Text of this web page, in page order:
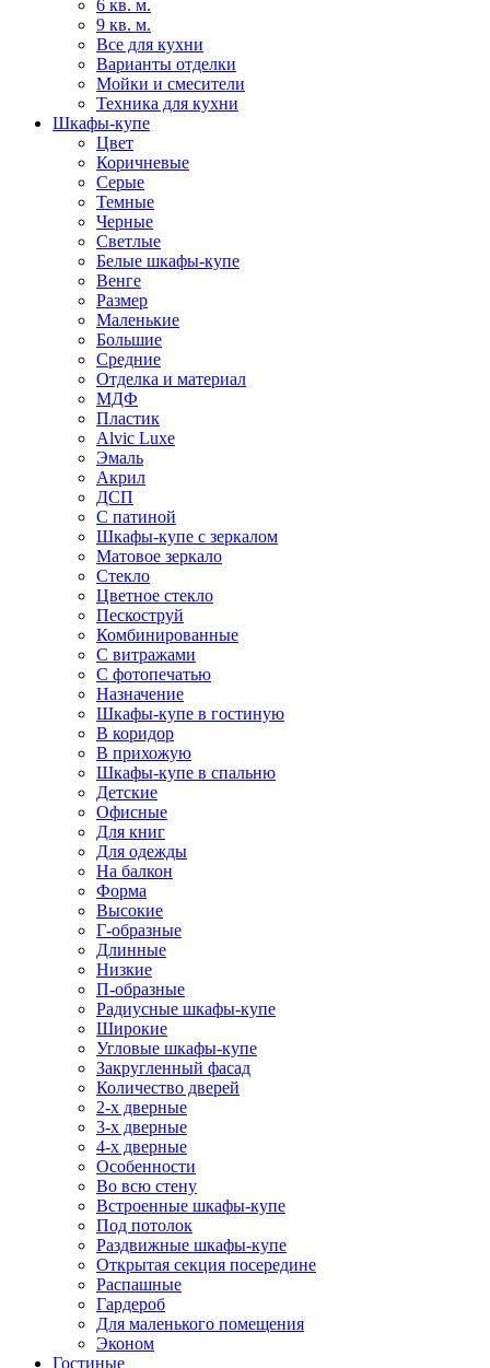
6 кв. м.
9 кв. м.
Все для кухни
Варианты отделки
Мойки и смесители
Техника для кухни
Шкафы-купе
Цвет
Коричневые
Серые
Темные
Черные
Светлые
Белые шкафы-купе
Венге
Размер
Маленькие
Большие
Средние
Отделка и материал
МДФ
Пластик
Alvic Luxe
Эмаль
Акрил
ДСП
С патиной
Шкафы-купе с зеркалом
Матовое зеркало
Стекло
Цветное стекло
Пескоструй
Комбинированные
С витражами
С фотопечатью
Назначение
Шкафы-купе в гостиную
В коридор
В прихожую
Шкафы-купе в спальню
Детские
Офисные
Для книг
Для одежды
На балкон
Форма
Высокие
Г-образные
Длинные
Низкие
П-образные
Радиусные шкафы-купе
Широкие
Угловые шкафы-купе
Закругленный фасад
Количество дверей
2-х дверные
3-х дверные
4-х дверные
Особенности
Во всю стену
Встроенные шкафы-купе
Под потолок
Раздвижные шкафы-купе
Открытая секция посередине
Распашные
Гардероб
Для маленького помещения
Эконом
Гостиные